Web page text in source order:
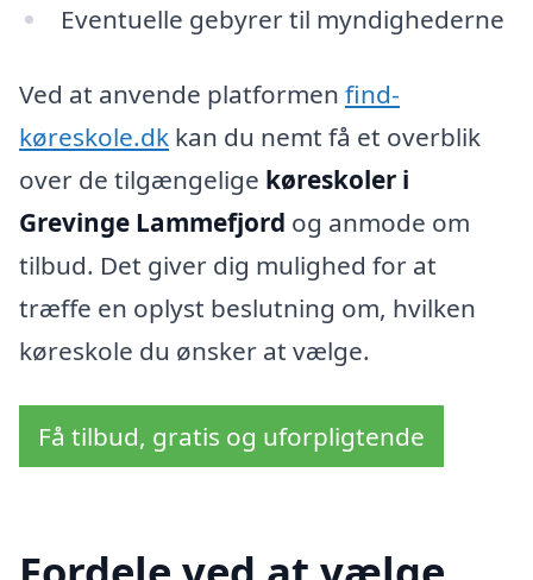
Eventuelle gebyrer til myndighederne
Ved at anvende platformen find-
køreskole.dk kan du nemt få et overblik
over de tilgængelige køreskoler i
Grevinge Lammefjord og anmode om
tilbud. Det giver dig mulighed for at
træffe en oplyst beslutning om, hvilken
køreskole du ønsker at vælge.
Få tilbud, gratis og uforpligtende